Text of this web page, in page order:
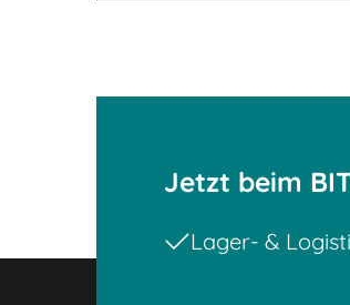
Jetzt beim
Lager- &